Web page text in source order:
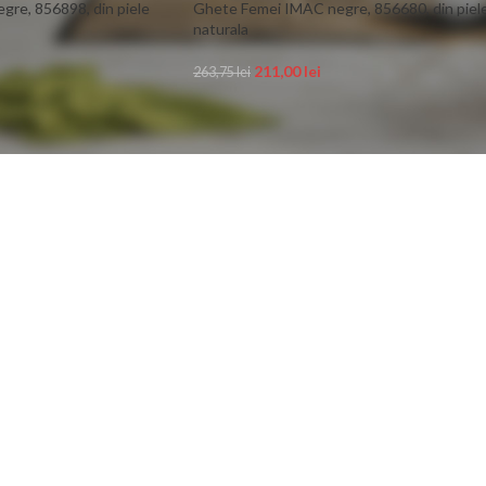
856898, din piele
Ghete Femei IMAC negre, 856680, din
naturala
263,75lei 211,00lei